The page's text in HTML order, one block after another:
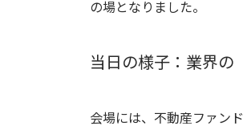
の場となりました。
当日の様子：業界の
会場には、不動産ファン